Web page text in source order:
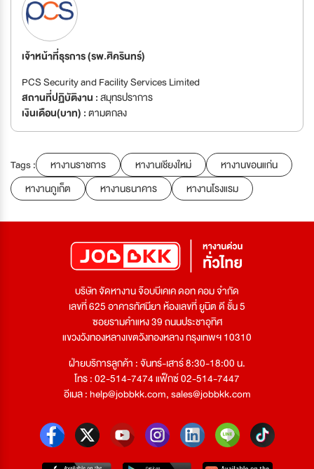
เจ้าหน้าที่ธุรการ (รพ.ศิครินทร์)
PCS Security and Facility Services Limited
สถานที่ปฏิบัติงาน :สมุทรปราการ
เงินเดือน(บาท) :ตามตกลง
Tags : หางานราชการ หางานเชียงใหม่
หางานขอนแก่น
หางานภูเก็ต
หางานธนาคาร หางานโรงแรม
บริษัท จัดหางาน จ๊อบบีเคเค ดอท คอม จำกัด
เลขที่ 625 อาคารทัศนียา ห้องเลขที่ ยูนิต ดี ชั้น 5
ซอยรามคำแหง 39 ถนนประชาอุทิศ
แขวงวังทองหลางเขตวังทองหลาง กรุงเทพฯ 10310
ฝ่ายบริการลูกค้า : จันทร์-เสาร์ 8:30-18:00 น.
โทร : 02-514-7474 แฟ็กซ์ 02-514-7447
อีเมล :help@jobbkk.com,sales@jobbkk.com